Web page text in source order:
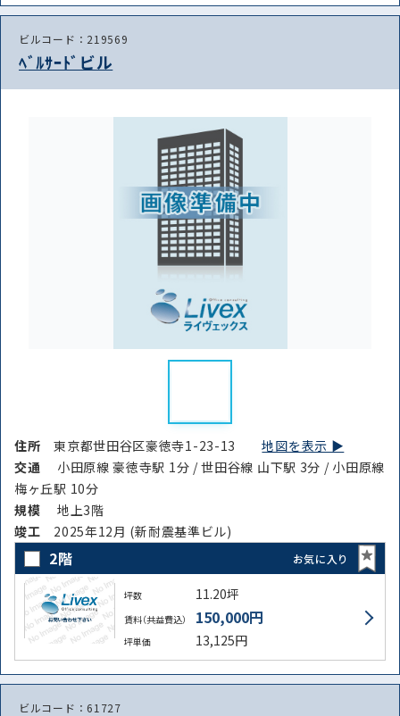
ビルコード：219569
ﾍﾞﾙｻｰﾄﾞビル
住所東京都世田谷区豪徳寺1-23-13地図を表示 ▶︎
交通
小田原線 豪徳寺駅 1分 / 世田谷線 山下駅 3分 / 小田原線
梅ヶ丘駅 10分
規模
地上3階
竣⼯ 2025年12月 (新耐震基準ビル)
2階 お気に入り
坪数 11.20坪
賃料（共益費込） 150,000円
坪単価 13,125円
ビルコード：61727